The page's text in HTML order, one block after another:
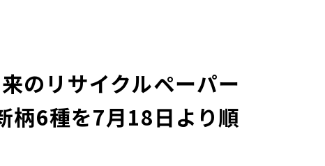
のリサイクルペーパー
柄6種を7月18日より順